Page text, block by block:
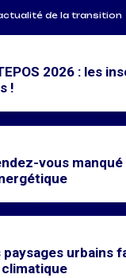
de la transition
2026 : les
!
vous manqué
paysages urbains